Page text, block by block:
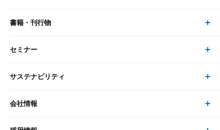
大和総研の強み
最新のレポート・コラム
研究員・コンサルタント トップ
研究員
書籍・刊行物
書籍・刊行物 トップ
書籍
セミナー
セミナー トップ
現在受付中のセミナー・イベント
サステナビリティ
サステナビリティの取り組み
会社情報